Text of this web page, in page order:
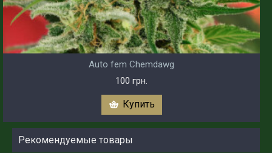
Auto fem Chemdawg
100 грн.
Купить
Рекомендуемые товары